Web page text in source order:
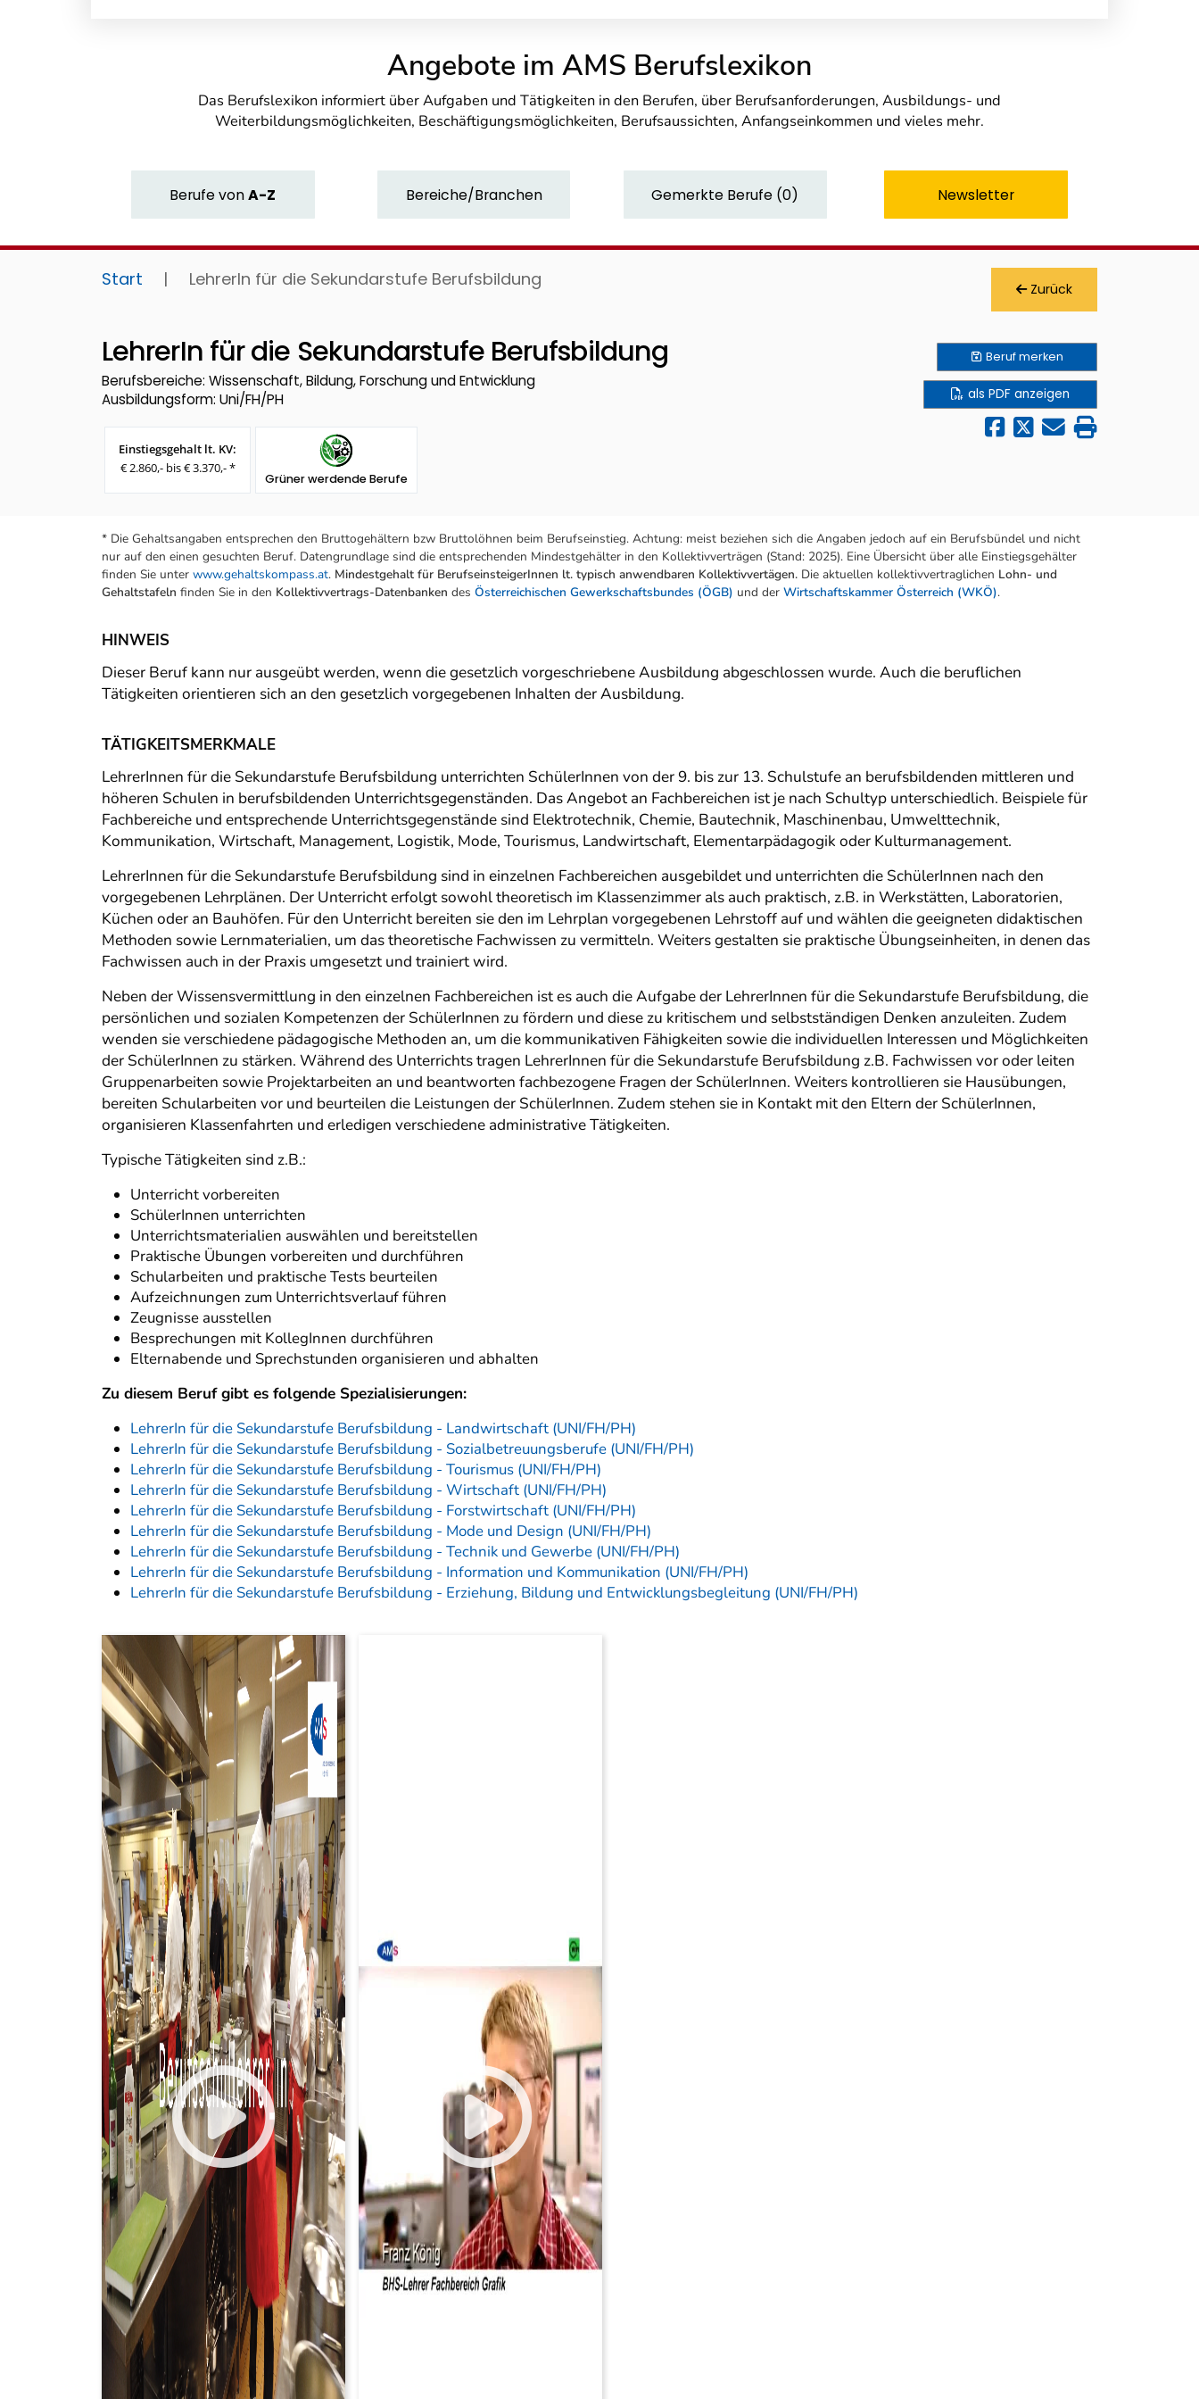
Angebote im AMS Berufslexikon
Das Berufslexikon informiert über Aufgaben und Tätigkeiten in den Berufen, über Berufsanforderungen, Ausbildungs- und
Weiterbildungsmöglichkeiten, Beschäftigungsmöglichkeiten, Berufsaussichten, Anfangseinkommen und vieles mehr.
BerufevonA-Z Bereiche/Branchen Gemerkte Berufe (0) Newsletter
Start | LehrerIn für die Sekundarstufe Berufsbildung Zurück
LehrerIn für die Sekundarstufe Berufsbildung
Berufsbereiche: Wissenschaft, Bildung, Forschung und Entwicklung
Ausbildungsform: Uni/FH/PH
Einstiegsgehalt lt. KV:
€ 2.860,- bis € 3.370,- *
Grüner werdende Berufe
Berufmerken
als PDF anzeigen
* Die Gehaltsangaben entsprechen den Bruttogehältern bzw Bruttolöhnen beim Berufseinstieg. Achtung: meist beziehen sich die Angaben jedoch auf ein Berufsbündel und nicht
nur auf den einen gesuchten Beruf. Datengrundlage sind die entsprechenden Mindestgehälter in den Kollektivverträgen (Stand: 2025). Eine Übersicht über alle Einstiegsgehälter
finden Sie unter www.gehaltskompass.at. Mindestgehalt für BerufseinsteigerInnen lt. typisch anwendbaren Kollektivvertägen. Die aktuellen kollektivvertraglichen Lohn- und
Gehaltstafeln finden Sie in den Kollektivvertrags-Datenbanken des Österreichischen Gewerkschaftsbundes (ÖGB) und der Wirtschaftskammer Österreich (WKÖ).
HINWEIS
Dieser Beruf kann nur ausgeübt werden, wenn die gesetzlich vorgeschriebene Ausbildung abgeschlossen wurde. Auch die beruflichen
Tätigkeiten orientieren sich an den gesetzlich vorgegebenen Inhalten der Ausbildung.
TÄTIGKEITSMERKMALE
LehrerInnen für die Sekundarstufe Berufsbildung unterrichten SchülerInnen von der 9. bis zur 13. Schulstufe an berufsbildenden mittleren und
höheren Schulen in berufsbildenden Unterrichtsgegenständen. Das Angebot an Fachbereichen ist je nach Schultyp unterschiedlich. Beispiele für
Fachbereiche und entsprechende Unterrichtsgegenstände sind Elektrotechnik, Chemie, Bautechnik, Maschinenbau, Umwelttechnik,
Kommunikation, Wirtschaft, Management, Logistik, Mode, Tourismus, Landwirtschaft, Elementarpädagogik oder Kulturmanagement.
LehrerInnen für die Sekundarstufe Berufsbildung sind in einzelnen Fachbereichen ausgebildet und unterrichten die SchülerInnen nach den
vorgegebenen Lehrplänen. Der Unterricht erfolgt sowohl theoretisch im Klassenzimmer als auch praktisch, z.B. in Werkstätten, Laboratorien,
Küchen oder an Bauhöfen. Für den Unterricht bereiten sie den im Lehrplan vorgegebenen Lehrstoff auf und wählen die geeigneten didaktischen
Methoden sowie Lernmaterialien, um das theoretische Fachwissen zu vermitteln. Weiters gestalten sie praktische Übungseinheiten, in denen das
Fachwissen auch in der Praxis umgesetzt und trainiert wird.
Neben der Wissensvermittlung in den einzelnen Fachbereichen ist es auch die Aufgabe der LehrerInnen für die Sekundarstufe Berufsbildung, die
persönlichen und sozialen Kompetenzen der SchülerInnen zu fördern und diese zu kritischem und selbstständigen Denken anzuleiten. Zudem
wenden sie verschiedene pädagogische Methoden an, um die kommunikativen Fähigkeiten sowie die individuellen Interessen und Möglichkeiten
der SchülerInnen zu stärken. Während des Unterrichts tragen LehrerInnen für die Sekundarstufe Berufsbildung z.B. Fachwissen vor oder leiten
Gruppenarbeiten sowie Projektarbeiten an und beantworten fachbezogene Fragen der SchülerInnen. Weiters kontrollieren sie Hausübungen,
bereiten Schularbeiten vor und beurteilen die Leistungen der SchülerInnen. Zudem stehen sie in Kontakt mit den Eltern der SchülerInnen,
organisieren Klassenfahrten und erledigen verschiedene administrative Tätigkeiten.
Typische Tätigkeiten sind z.B.:
Unterricht vorbereiten
SchülerInnen unterrichten
Unterrichtsmaterialien auswählen und bereitstellen
Praktische Übungen vorbereiten und durchführen
Schularbeiten und praktische Tests beurteilen
Aufzeichnungen zum Unterrichtsverlauf führen
Zeugnisse ausstellen
Besprechungen mit KollegInnen durchführen
Elternabende und Sprechstunden organisieren und abhalten
Zu diesem Beruf gibt es folgende Spezialisierungen:
LehrerIn für die Sekundarstufe Berufsbildung - Landwirtschaft (UNI/FH/PH)
LehrerIn für die Sekundarstufe Berufsbildung - Sozialbetreuungsberufe (UNI/FH/PH)
LehrerIn für die Sekundarstufe Berufsbildung - Tourismus (UNI/FH/PH)
LehrerIn für die Sekundarstufe Berufsbildung - Wirtschaft (UNI/FH/PH)
LehrerIn für die Sekundarstufe Berufsbildung - Forstwirtschaft (UNI/FH/PH)
LehrerIn für die Sekundarstufe Berufsbildung - Mode und Design (UNI/FH/PH)
LehrerIn für die Sekundarstufe Berufsbildung - Technik und Gewerbe (UNI/FH/PH)
LehrerIn für die Sekundarstufe Berufsbildung - Information und Kommunikation (UNI/FH/PH)
LehrerIn für die Sekundarstufe Berufsbildung - Erziehung, Bildung und Entwicklungsbegleitung (UNI/FH/PH)